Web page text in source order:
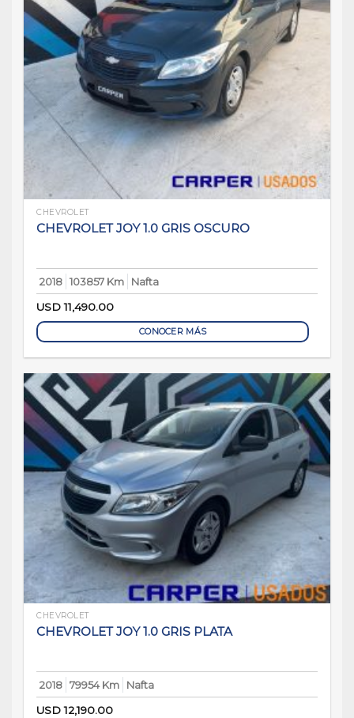
CHEVROLET
CHEVROLET JOY 1.0 GRIS OSCURO
2018 103857 Km
Nafta
USD11,490.00
CONOCER MÁS
CHEVROLET
CHEVROLET JOY 1.0 GRIS PLATA
2018 79954 Km
Nafta
USD12,190.00